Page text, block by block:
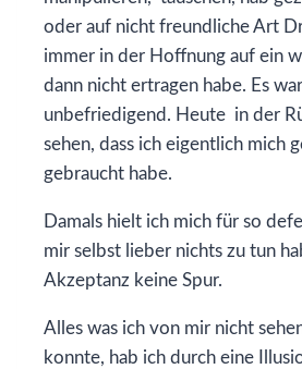
oder auf nicht freundliche Art
immer in der Hoffnung auf ein
dann nicht ertragen habe. Es
unbefriedigend. Heute in der
sehen, dass ich eigentlich mich
gebraucht habe.
Damals hielt ich mich für so
mir selbst lieber nichts zu tun
Akzeptanz keine Spur.
Alles was ich von mir nicht
konnte, hab ich durch eine